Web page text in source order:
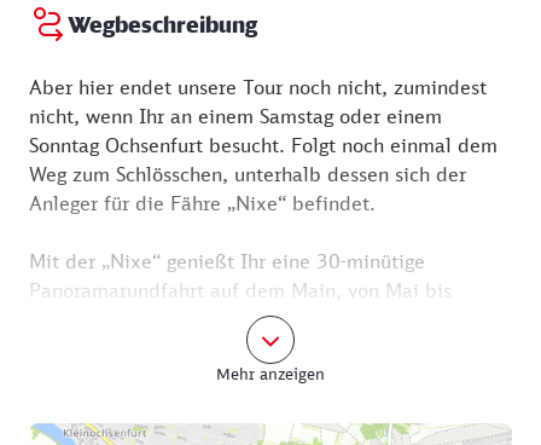
Wegbeschreibung
Aber hier endet unsere Tour noch nicht, zumindest
nicht, wenn Ihr an einem Samstag oder einem
Sonntag Ochsenfurt besucht. Folgt noch einmal dem
Weg zum Schlösschen, unterhalb dessen sich der
Anleger für die Fähre „Nixe“ befindet.
Mit der „Nixe“ genießt Ihr eine 30-minütige
Panoramarundfahrt auf dem Main, von Mai bis
Oktober jeweils Sa, So und feiertags von 11 – 17 Uhr
Weinbar-Format in Ochsenfurt, oft in Verbindung mit
Mehr anzeigen